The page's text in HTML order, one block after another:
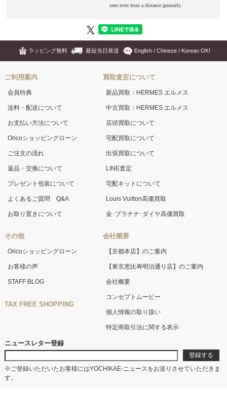
ラッピング無料 最短当日発送 English / Chinese / Korean OK!
ご利用案内
会員特典
送料・配送について
お支払い方法について
Oricoショッピングローン
ご注文の流れ
返品・交換について
プレゼント包装について
よくあるご質問 Q&A
お取り置きについて
その他
Oricoショッピングローン
お客様の声
STAFF BLOG
TAX FREE SHOPPING
買取査定について
新品買取：HERMES エルメス
中古買取：HERMES エルメス
店頭買取について
宅配買取について
出張買取について
LINE査定
宅配キットについて
Louis Vuitton高価買取
金･プラチナ･ダイヤ高価買取
会社概要
【京都本店】のご案内
【東京恵比寿明治通り店】のご案内
会社概要
コンセプトムービー
個人情報の取り扱い
特定商取引法に関する表示
ニュースレター登録
※ご登録いただいたお客様にはYOCHIKAE-ニュースをお送りさせていただきま
す。